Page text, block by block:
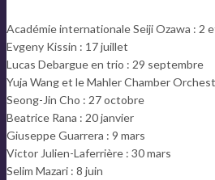
Académie internationale Seiji Ozawa : 2
Evgeny Kissin : 17 juillet
Lucas Debargue en trio : 29 septembre
Yuja Wang et le Mahler Chamber
Seong-Jin Cho : 27 octobre
Beatrice Rana : 20 janvier
Giuseppe Guarrera : 9 mars
Victor Julien-Laferrière : 30 mars
Selim Mazari : 8 juin